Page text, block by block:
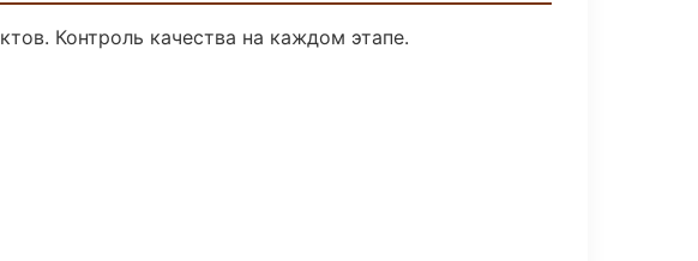
Контроль качества на каждом этапе.